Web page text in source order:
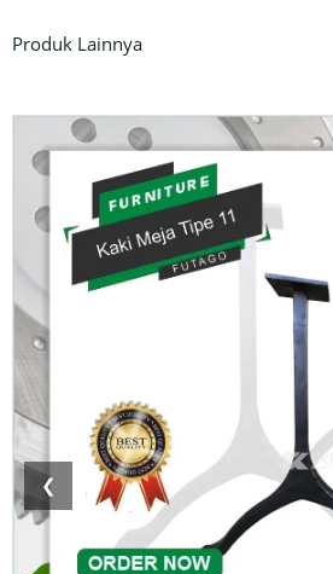
Produk Lainnya
❮